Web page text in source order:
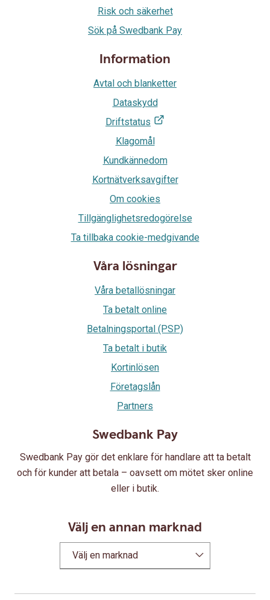
Swedbank Pay
Swedbank Pay gör det enklare för handlare att ta betalt
och för kunder att betala – oavsett om mötet sker online
eller i butik.
Välj en annan marknad
Välj en marknad
Risk och säkerhet
Sök på Swedbank Pay
Information
Avtal och blanketter
Dataskydd
Driftstatus
Klagomål
Kundkännedom
Kortnätverksavgifter
Om cookies
Tillgänglighetsredogörelse
Ta tillbaka cookie-medgivande
Våra lösningar
Våra betallösningar
Ta betalt online
Betalningsportal (PSP)
Ta betalt i butik
Kortinlösen
Företagslån
Partners